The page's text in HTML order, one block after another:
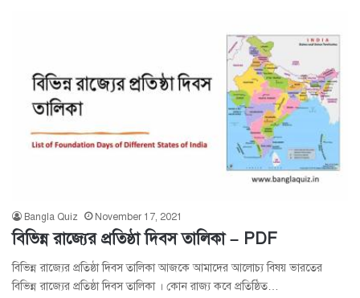
Bangla Quiz November 17, 2021
বিভিন্ন রাজ্যের প্রতিষ্ঠা দিবস তালিকা – PDF
বিভিন্ন রাজ্যের প্রতিষ্ঠা দিবস তালিকা আজকে আমাদের আলোচ্য বিষয় ভারতের
বিভিন্ন রাজ্যের প্রতিষ্ঠা দিবস তালিকা । কোন রাজ্য কবে প্রতিষ্ঠিত…